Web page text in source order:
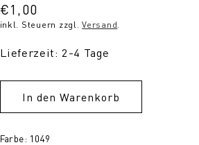
Normaler
Preis
€1,00
inkl. Steuern zzgl.Versand.
Lieferzeit: 2-4 Tage
In den Warenkorb
Farbe: 1049